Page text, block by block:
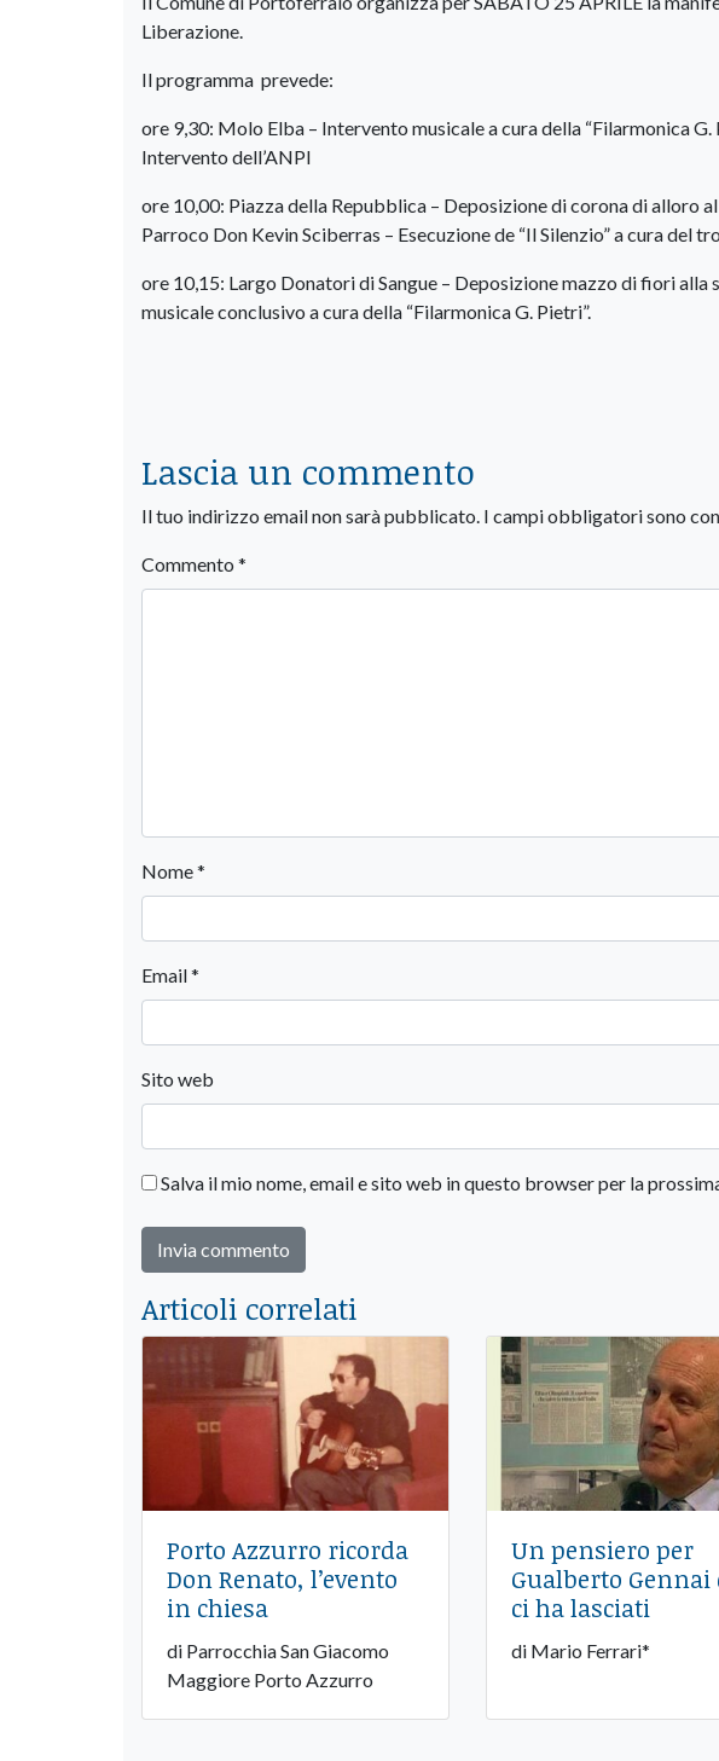
Liberazione.
Il programma prevede:
ore 9,30: Molo Elba – Intervento musicale a cura della “Filarmonica G.
Intervento dell’ANPI
ore 10,00: Piazza della Repubblica – Deposizione di corona di alloro
Parroco Don Kevin Sciberras – Esecuzione de “Il Silenzio” a cura del
ore 10,15: Largo Donatori di Sangue – Deposizione mazzo di fiori
musicale conclusivo a cura della “Filarmonica G. Pietri”.
Lascia un commento
Il tuo indirizzo email non sarà pubblicato. I campi obbligatori sono
Commento *
Nome*
Email*
Sito web
Salva il mio nome, email e sito web in questo browser per la
Articoli correlati
Porto Azzurro ricorda
Don Renato, l’evento
in chiesa
di Parrocchia San Giacomo
Maggiore Porto Azzurro
Un pensiero per
Gualberto Gennai
ci ha lasciati
di Mario Ferrari*